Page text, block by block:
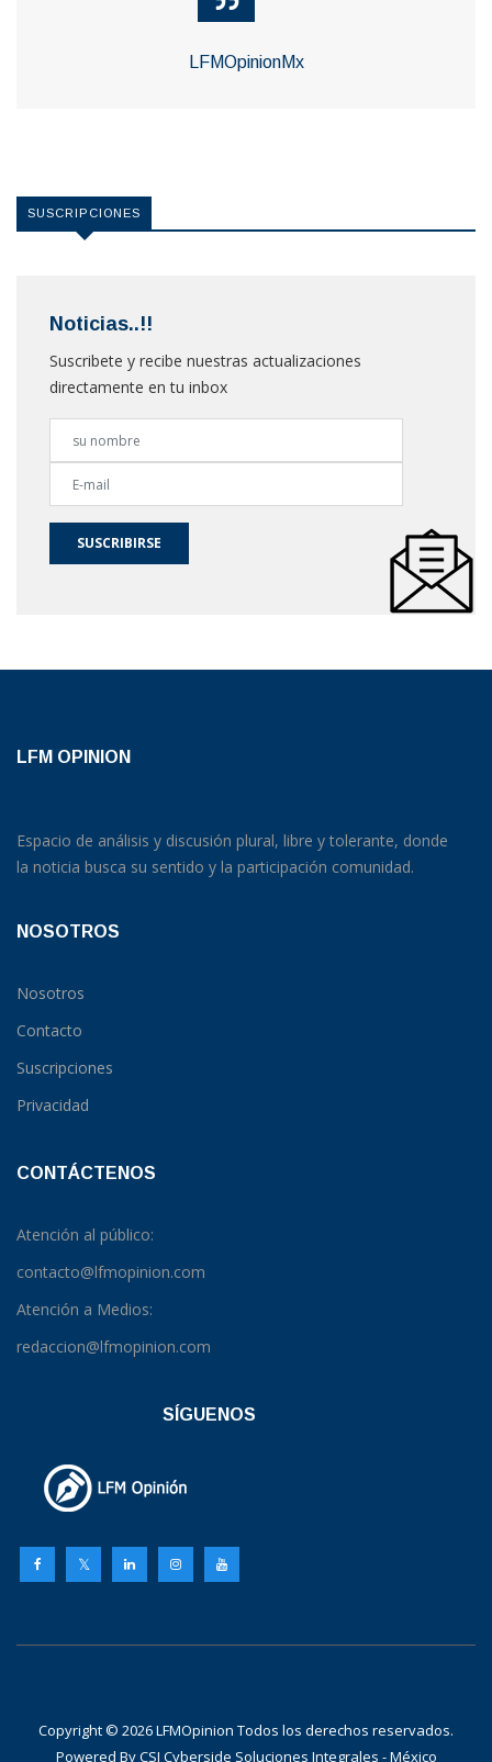
LFMOpinionMx
SUSCRIPCIONES
Noticias..!!
Suscribete y recibe nuestras actualizaciones
directamente en tu inbox
SUSCRIBIRSE
LFM OPINION
Espacio de análisis y discusión plural, libre y tolerante, donde
la noticia busca su sentido y la participación comunidad.
NOSOTROS
Nosotros
Contacto
Suscripciones
Privacidad
CONTÁCTENOS
Atención al público:
contacto@lfmopinion.com
Atención a Medios:
redaccion@lfmopinion.com
SÍGUENOS
Copyright © 2026 LFMOpinion Todos los derechos reservados.
Powered ByCSI Cyberside Soluciones Integrales - México